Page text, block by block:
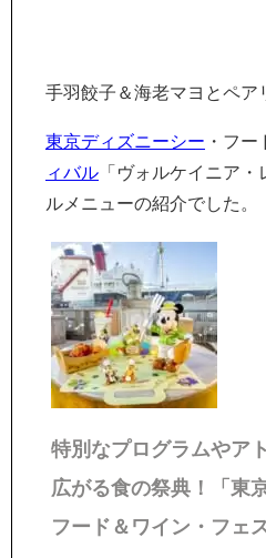
手羽餃子＆海老マヨとペア
東京ディズニーシー ・フー
ィバル 「ヴォルケイニア
ルメニューの紹介でした。
特別なプログラムやア
広がる食の祭典！「東
フード＆ワイン・フェ